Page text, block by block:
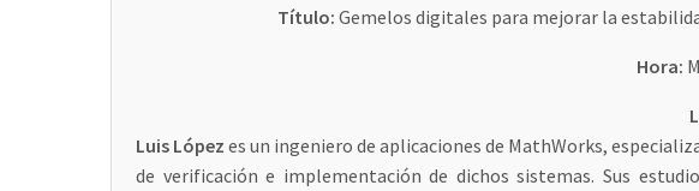
Título: Gemelos digitales para mejorar la
Hora:
Luis López es un ingeniero de aplicaciones de MathWorks,
de verificación e implementación de dichos sistemas. Sus